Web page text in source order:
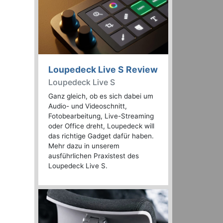
Loupedeck Live S Review
Loupedeck Live S
Ganz gleich, ob es sich dabei um
Audio- und Videoschnitt,
Fotobearbeitung, Live-Streaming
oder Office dreht, Loupedeck will
das richtige Gadget dafür haben.
Mehr dazu in unserem
ausführlichen Praxistest des
Loupedeck Live S.